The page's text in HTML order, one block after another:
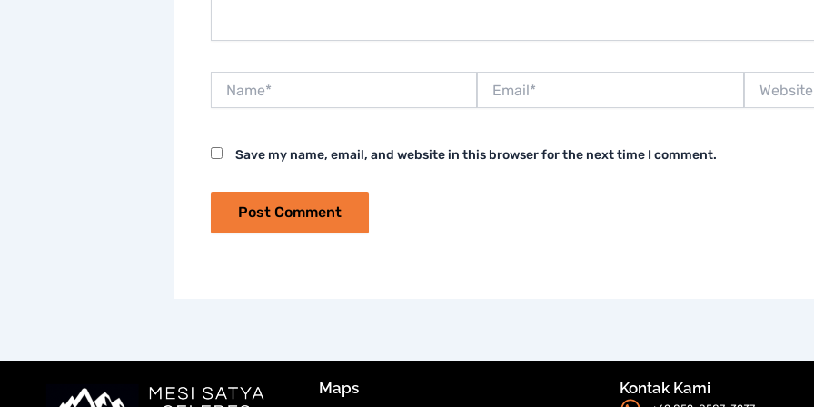
Save my name, email, and website in this browser for the next time I comment.
Maps Kontak Kami